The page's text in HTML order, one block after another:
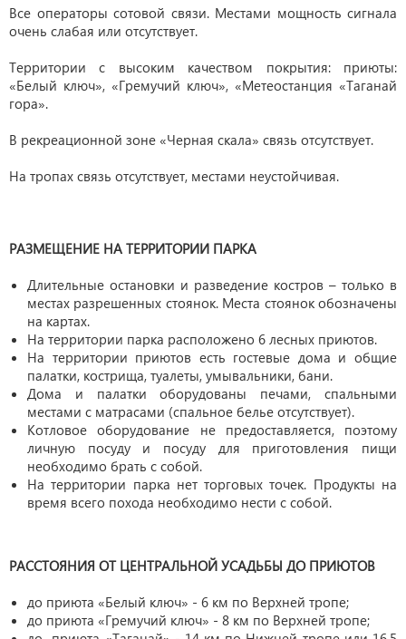
Все операторы сотовой связи. Местами мощность сигнала
очень слабая или отсутствует.
Территории с высоким качеством покрытия: приюты:
«Белый ключ», «Гремучий ключ», «Метеостанция «Таганай
гора».
В рекреационной зоне «Черная скала» связь отсутствует.
На тропах связь отсутствует, местами неустойчивая.
РАЗМЕЩЕНИЕ НА ТЕРРИТОРИИ ПАРКА
Длительные остановки и разведение костров – только в
местах разрешенных стоянок. Места стоянок обозначены
на картах.
На территории парка расположено 6 лесных приютов.
На территории приютов есть гостевые дома и общие
палатки, кострища, туалеты, умывальники, бани.
Дома и палатки оборудованы печами, спальными
местами с матрасами (спальное белье отсутствует).
Котловое оборудование не предоставляется, поэтому
личную посуду и посуду для приготовления пищи
необходимо брать с собой.
На территории парка нет торговых точек. Продукты на
время всего похода необходимо нести с собой.
РАССТОЯНИЯ ОТ ЦЕНТРАЛЬНОЙ УСАДЬБЫ ДО ПРИЮТОВ
до приюта «Белый ключ» - 6 км по Верхней тропе;
до приюта «Гремучий ключ» - 8 км по Верхней тропе;